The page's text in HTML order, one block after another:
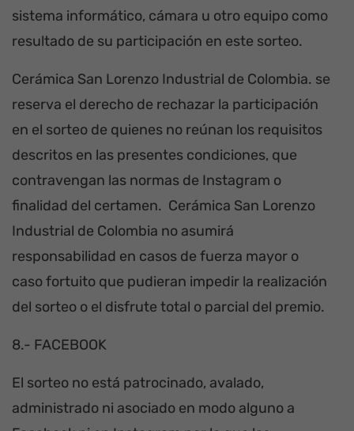
sistema informático, cámara u otro equipo como
resultado de su participación en este sorteo.
Cerámica San Lorenzo Industrial de Colombia. se
reserva el derecho de rechazar la participación
en el sorteo de quienes no reúnan los requisitos
descritos en las presentes condiciones, que
contravengan las normas de Instagram o
finalidad del certamen. Cerámica San Lorenzo
Industrial de Colombia no asumirá
responsabilidad en casos de fuerza mayor o
caso fortuito que pudieran impedir la realización
del sorteo o el disfrute total o parcial del premio.
8.- FACEBOOK
El sorteo no está patrocinado, avalado,
administrado ni asociado en modo alguno a